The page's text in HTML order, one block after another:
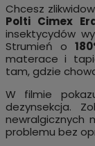
Chcesz
Polti Cimex
insektycydów
Strumień o
materace i
tam, gdzie
W filmie
dezynsekcja.
newralgicznych
problemu bez